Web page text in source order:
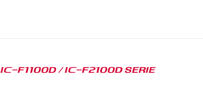
IC-F1100D / IC-F2100D SERIE